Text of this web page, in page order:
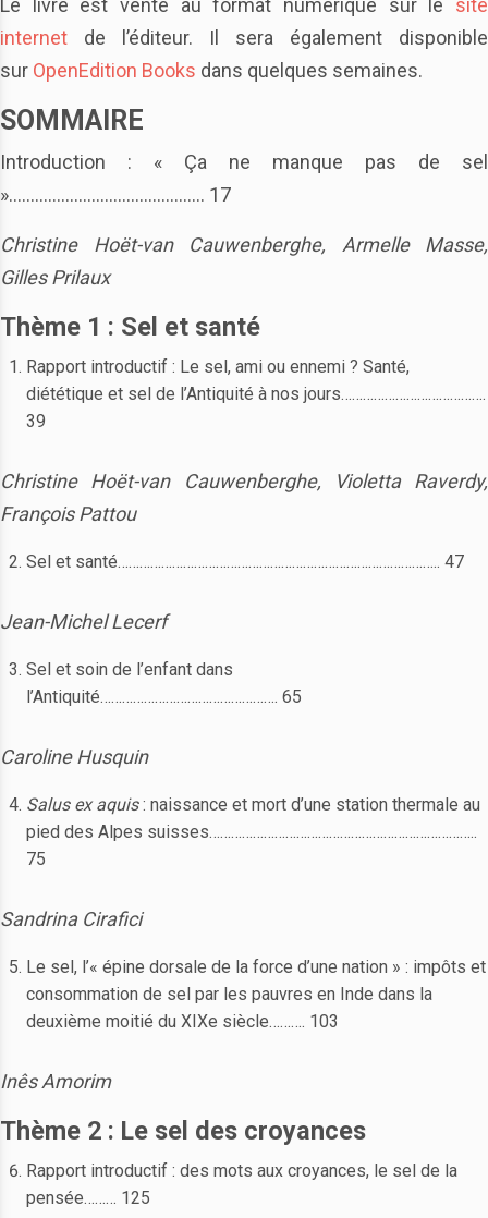
Le livre est vente au format numérique sur le site
internet de l’éditeur. Il sera également disponible
sur OpenEdition Books dans quelques semaines.
SOMMAIRE
Introduction : « Ça ne manque pas de sel
»……………………………………… 17
Christine Hoët-van Cauwenberghe, Armelle Masse,
Gilles Prilaux
Thème 1 : Sel et santé
Rapport introductif : Le sel, ami ou ennemi ? Santé,
diététique et sel de l’Antiquité à nos jours………………………………….
39
Christine Hoët-van Cauwenberghe, Violetta Raverdy,
François Pattou
Sel et santé…………………………………………………………………………….. 47
Jean-Michel Lecerf
Sel et soin de l’enfant dans
l’Antiquité…………………………………………. 65
Caroline Husquin
Salus ex aquis: naissance et mort d’une station thermale au
pied des Alpes suisses………………………………………………………………..
75
Sandrina Cirafici
Le sel, l’« épine dorsale de la force d’une nation » : impôts et
consommation de sel par les pauvres en Inde dans la
deuxième moitié du XIXe siècle………. 103
Inês Amorim
Thème 2 : Le sel des croyances
Rapport introductif : des mots aux croyances, le sel de la
pensée……… 125